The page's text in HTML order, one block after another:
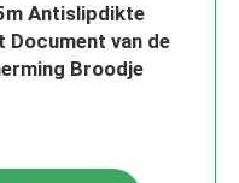
Antislipdikte
Document van de
Broodje